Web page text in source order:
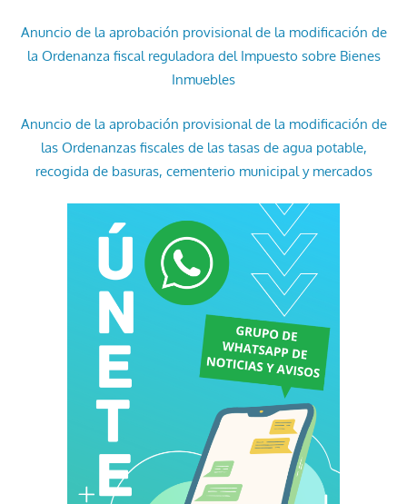
Anuncio de la aprobación provisional de la modificación de
la Ordenanza fiscal reguladora del Impuesto sobre Bienes
Inmuebles
Anuncio de la aprobación provisional de la modificación de
las Ordenanzas fiscales de las tasas de agua potable,
recogida de basuras, cementerio municipal y mercados